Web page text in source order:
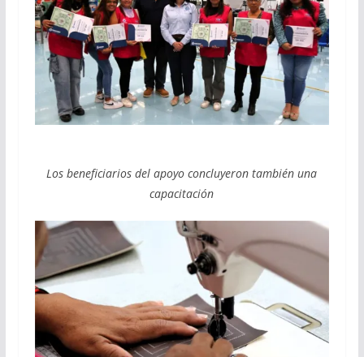
Los beneficiarios del apoyo concluyeron también una
capacitación